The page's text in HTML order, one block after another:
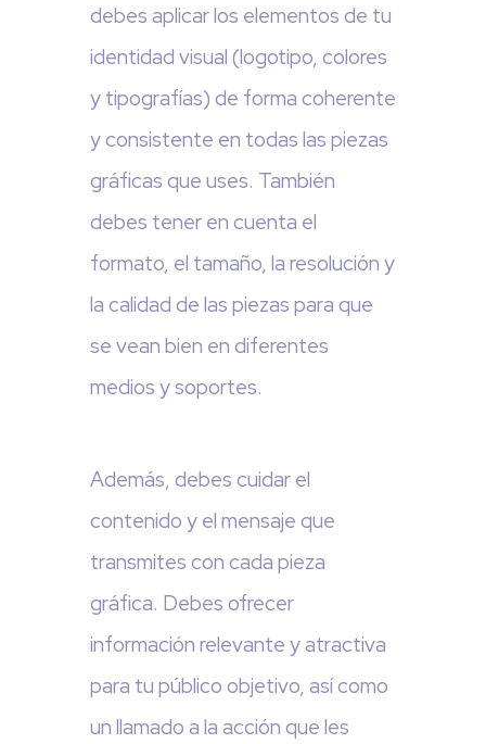
debes aplicar los elementos de tu
identidad visual (logotipo, colores
y tipografías) de forma coherente
y consistente en todas las piezas
gráficas que uses. También
debes tener en cuenta el
formato, el tamaño, la resolución y
la calidad de las piezas para que
se vean bien en diferentes
medios y soportes.
Además, debes cuidar el
contenido y el mensaje que
transmites con cada pieza
gráfica. Debes ofrecer
información relevante y atractiva
para tu público objetivo, así como
un llamado a la acción que les